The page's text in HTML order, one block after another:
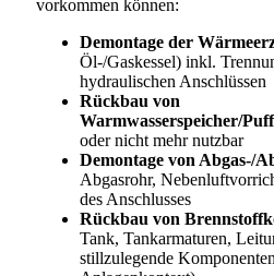
vorkommen können:
Demontage der
Öl-/Gaskessel) inkl.
hydraulischen Anschlüssen
Rückbau von
Warmwasserspeicher/
oder nicht mehr nutzbar
Demontage von Abgas-/
Abgasrohr,
des Anschlusses
Rückbau von
Tank, Tankarmaturen,
stillzulegende